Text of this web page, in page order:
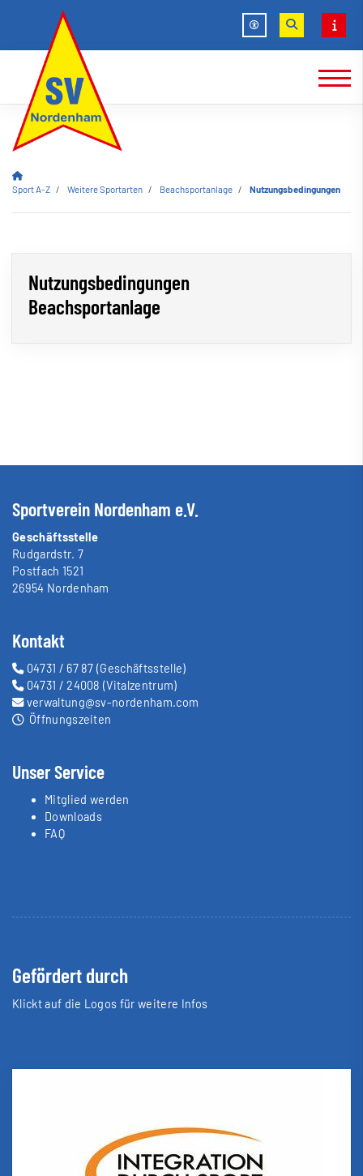
Sport A-Z Weitere Sportarten Beachsportanlage Nutzungsbedingungen
Nutzungsbedingungen
Beachsportanlage
Sportverein Nordenham e.V.
Geschäftsstelle
Rudgardstr. 7
Postfach 1521
26954 Nordenham
Kontakt
04731 / 67 87 (Geschäftsstelle)
04731 / 24008 (Vitalzentrum)
verwaltung@sv-nordenham.com
Öffnungszeiten
Unser Service
Mitglied werden
Downloads
FAQ
Gefördert durch
Klickt auf die Logos für weitere Infos